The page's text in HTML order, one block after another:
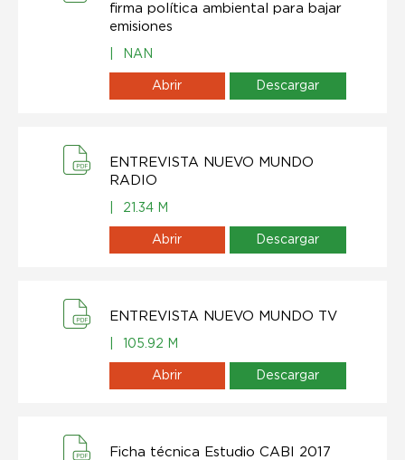
firma política ambiental para bajar
emisiones
NAN
Abrir Descargar
ENTREVISTA NUEVO MUNDO
RADIO
21.34 M
Abrir Descargar
ENTREVISTA NUEVO MUNDO TV
105.92 M
Abrir Descargar
Ficha técnica Estudio CABI 2017